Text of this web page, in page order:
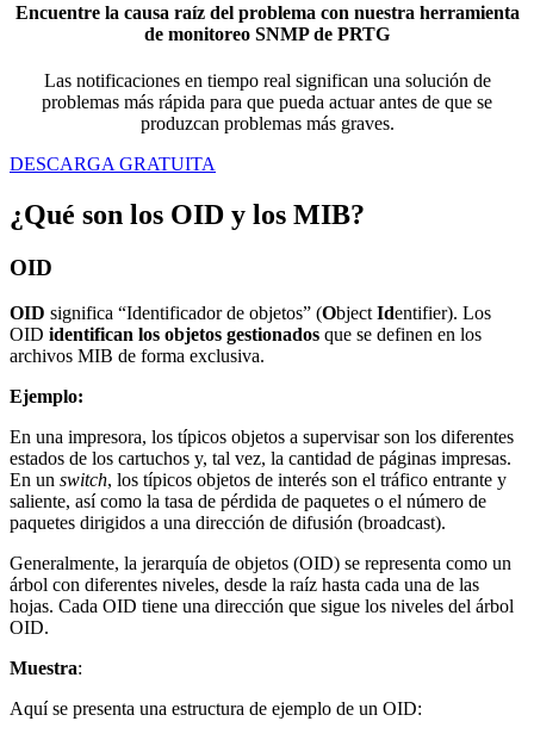
Encuentre la causa raíz del problema con nuestra herramienta
de monitoreo SNMP de PRTG
Las notificaciones en tiempo real significan una solución de
problemas más rápida para que pueda actuar antes de que se
produzcan problemas más graves.
DESCARGA GRATUITA
¿Qué son los OID y los MIB?
OID
OID significa “Identificador de objetos” (Object Identifier). Los
OID identifican los objetos gestionados que se definen en los
archivos MIB de forma exclusiva.
Ejemplo:
En una impresora, los típicos objetos a supervisar son los diferentes
estados de los cartuchos y, tal vez, la cantidad de páginas impresas.
En un switch, los típicos objetos de interés son el tráfico entrante y
saliente, así como la tasa de pérdida de paquetes o el número de
paquetes dirigidos a una dirección de difusión (broadcast).
Generalmente, la jerarquía de objetos (OID) se representa como un
árbol con diferentes niveles, desde la raíz hasta cada una de las
hojas. Cada OID tiene una dirección que sigue los niveles del árbol
OID.
Muestra:
Aquí se presenta una estructura de ejemplo de un OID: